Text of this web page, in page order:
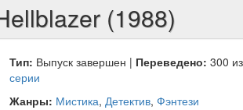
(1988)
Тип: Выпуск завершен | Переведено: 300
серии
Жанры: Мистика, Детектив, Фэнтези